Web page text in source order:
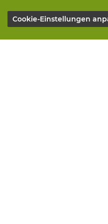
Cookie-Einstellungen